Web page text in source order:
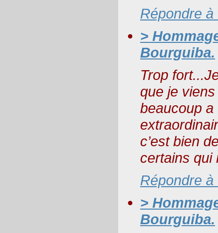
Répondre
>
Bourguiba.
Trop
que je
beaucoup
c’est bien
certains qui
Répondre
>
Bourguiba.